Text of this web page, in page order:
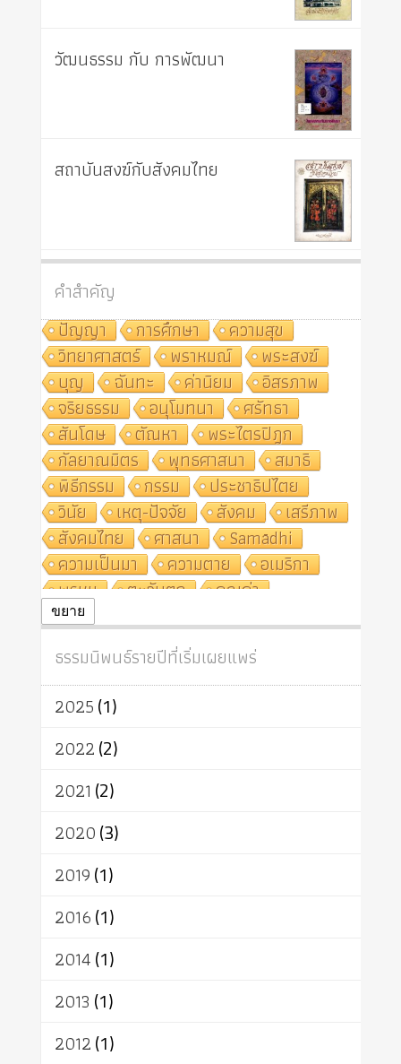
วัฒนธรรม กับ การพัฒนา
สถาบันสงฆ์กับสังคมไทย
คำสำคัญ
ปัญญา
การศึกษา
ความสุข
วิทยาศาสตร์
พราหมณ์
พระสงฆ์
บุญ
ฉันทะ ค่านิยม
อิสรภาพ
จริยธรรม
อนุโมทนา
ศรัทธา
สันโดษ
ตัณหา
พระไตรปิฎก
กัลยาณมิตร
พุทธศาสนา
สมาธิ
พิธีกรรม
กรรม
ประชาธิปไตย
วินัย
เหตุ-ปัจจัย สังคม
เสรีภาพ
สังคมไทย
ศาสนา
Samādhi
ความเป็นมา
ความตาย
อเมริกา
พรหม
ตะวันตก
คุณค่า
ปฏิจจสมุปบาท
ศาสนาประจำชาติ
อินเดีย
ผู้บริโภค
ธรรมาธิปไตย
จักร
การแยกรัฐกับศาสนา
ธรรมชาติ
เทคโนโลยี
สิทธิ
พุทธบริษัท
อัตถะ
เทวดา
ขยาย
ธรรมนิพนธ์รายปีที่เริ่มเผยแพร่
2025(1)
2022(2)
2021 (2)
2020(3)
2019(1)
2016(1)
2014(1)
2013 (1)
2012(1)